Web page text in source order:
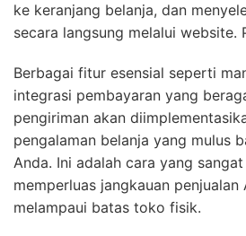
ke keranjang belanja, dan
secara langsung melalui website.
Berbagai fitur esensial seperti
integrasi pembayaran yang
pengiriman akan
pengalaman belanja yang mulus
Anda. Ini adalah cara yang
memperluas jangkauan penjualan
melampaui batas toko fisik.